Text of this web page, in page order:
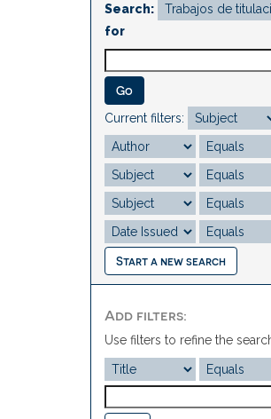
Search:
for
Current filters:
Start a new search
Add filters:
Use filters to refine the